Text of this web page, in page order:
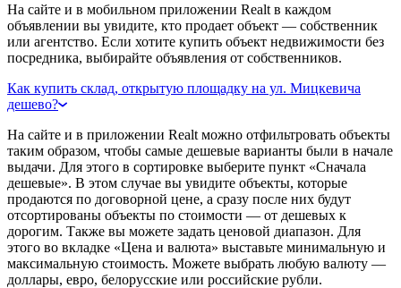
На сайте и в мобильном приложении Realt в каждом
объявлении вы увидите, кто продает объект — собственник
или агентство. Если хотите купить объект недвижимости без
посредника, выбирайте объявления от собственников.
Как купить склад, открытую площадку на ул. Мицкевича
дешево?
На сайте и в приложении Realt можно отфильтровать объекты
таким образом, чтобы самые дешевые варианты были в начале
выдачи. Для этого в сортировке выберите пункт «Сначала
дешевые». В этом случае вы увидите объекты, которые
продаются по договорной цене, а сразу после них будут
отсортированы объекты по стоимости — от дешевых к
дорогим. Также вы можете задать ценовой диапазон. Для
этого во вкладке «Цена и валюта» выставьте минимальную и
максимальную стоимость. Можете выбрать любую валюту —
доллары, евро, белорусские или российские рубли.